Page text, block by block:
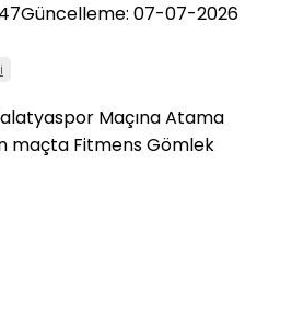
Güncelleme: 07-07-2026